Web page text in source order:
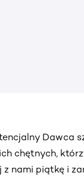
Dawca
chętnych,
z nami piątkę i